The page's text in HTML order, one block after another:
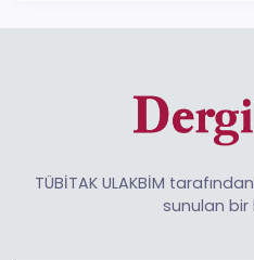
TÜBİTAK ULAKBİM
sunulan bir